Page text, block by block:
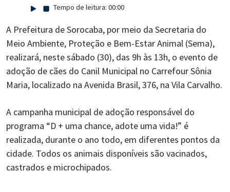
Tempo de leitura: 00:00
A Prefeitura de Sorocaba, por meio da Secretaria do
Meio Ambiente, Proteção e Bem-Estar Animal (Sema),
realizará, neste sábado (30), das 9h às 13h, o evento de
adoção de cães do Canil Municipal no Carrefour Sônia
Maria, localizado na Avenida Brasil, 376, na Vila Carvalho.
A campanha municipal de adoção responsável do
programa “D + uma chance, adote uma vida!” é
realizada, durante o ano todo, em diferentes pontos da
cidade. Todos os animais disponíveis são vacinados,
castrados e microchipados.